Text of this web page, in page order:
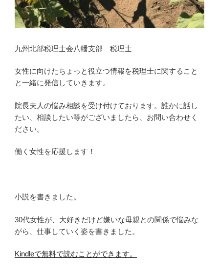
九州北部税理士会八幡支部 税理士
女性に向けたちょっと役立つ情報を税理士に関すること
と一緒に発信していきます。
院長夫人の悩み相談を受け付けております。誰かに話し
たい、相談したい等がございましたら、お問い合わせく
ださい。
働く女性を応援します！
小説を書きました。
30代女性が、大好きだけど嫌いな母親との関係で悩みな
がら、仕事していく姿を書きました。
Kindleで無料で読むことができます。